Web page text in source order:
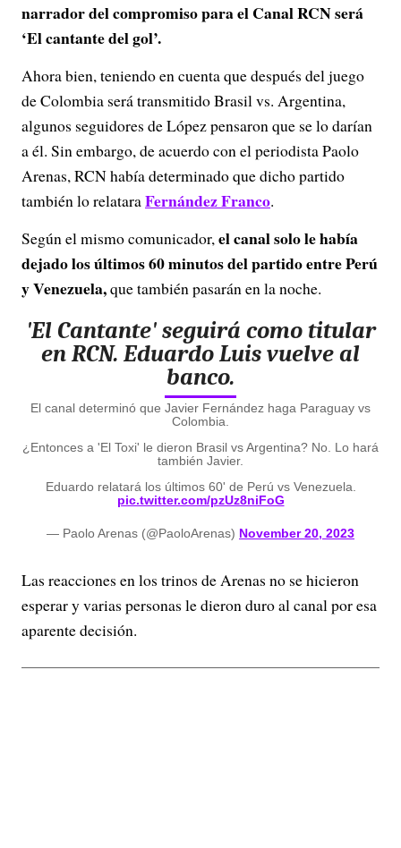
narrador del compromiso para el Canal RCN será
‘El cantante del gol’.
Ahora bien, teniendo en cuenta que después del juego
de Colombia será transmitido Brasil vs. Argentina,
algunos seguidores de López pensaron que se lo darían
a él. Sin embargo, de acuerdo con el periodista Paolo
Arenas, RCN había determinado que dicho partido
también lo relataraFernández Franco.
Según el mismo comunicador,el canal solo le había
dejado los últimos 60 minutos del partido entre Perú
y Venezuela,que también pasarán en la noche.
'El Cantante' seguirá como titular
en RCN. Eduardo Luis vuelve al
banco.
El canal determinó que Javier Fernández haga Paraguay vs
Colombia.
¿Entonces a 'El Toxi' le dieron Brasil vs Argentina? No. Lo hará
también Javier.
Eduardo relatará los últimos 60' de Perú vs Venezuela.
pic.twitter.com/pzUz8niFoG
— Paolo Arenas (@PaoloArenas) November 20, 2023
Las reacciones en los trinos de Arenas no se hicieron
esperar y varias personas le dieron duro al canal por esa
aparente decisión.